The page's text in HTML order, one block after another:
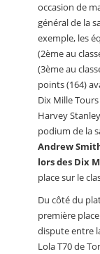
occasion de
général de la
exemple, les
(2ème au
(3ème au
points (164)
Dix Mille
Harvey
podium de la
Andrew
lors des Dix
place sur le
Du côté du
première
dispute entre
Lola T70 de